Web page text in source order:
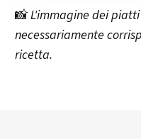
📸L'immagine dei
necessariamente
ricetta.